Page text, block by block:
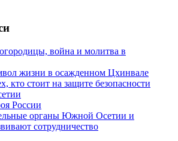
№97 30 июля 2015 г
2015 г
(10)№98 5 июля 2014 г(10)
г
г(14) №98+99 11 июля
№99 4 августа
война и молитва в
жизни в осажденном Цхинвале
кто стоит на защите безопасности
России
органы Южной Осетии и
сотрудничество